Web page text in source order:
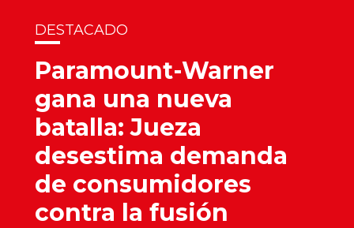
DESTACADO
Paramount-Warner
gana una nueva
batalla: Jueza
desestima demanda
de consumidores
contra la fusión